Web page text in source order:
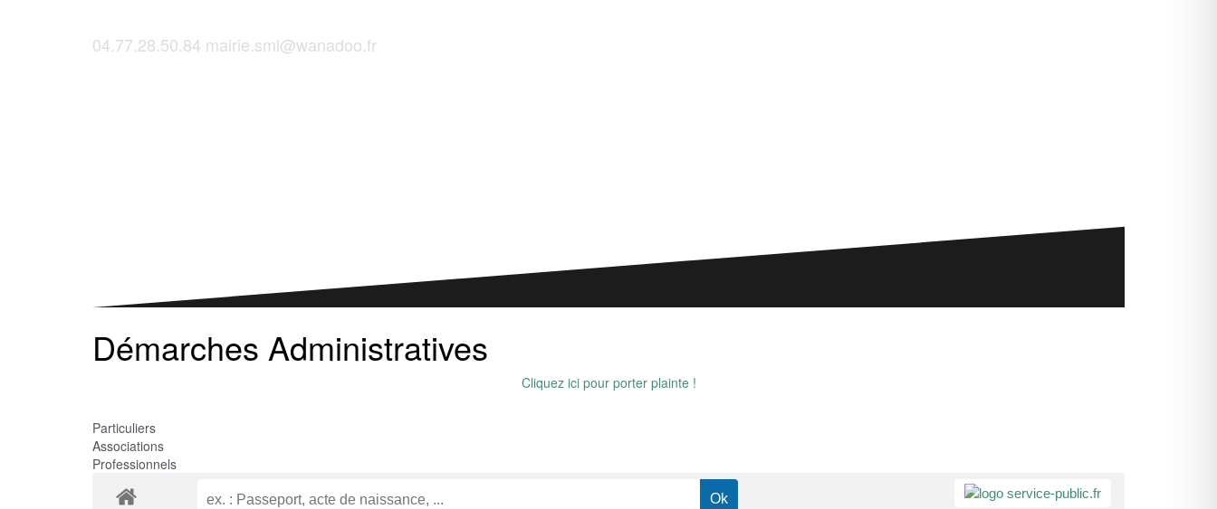
04.77.28.50.84 mairie.sml@wanadoo.fr
Démarches Administratives
Cliquez ici pour porter plainte !
Particuliers
Associations
Professionnels